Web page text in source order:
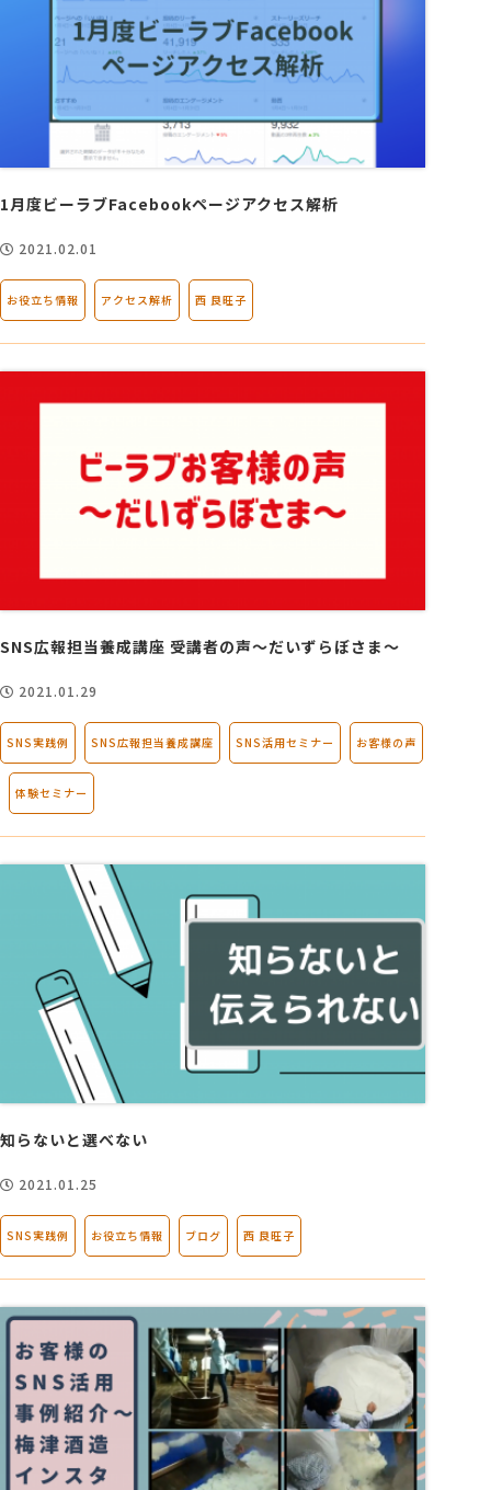
1月度ビーラブFacebookページアクセス解析
2021.02.01
お役立ち情報 アクセス解析 西 良旺子
SNS広報担当養成講座 受講者の声～だいずらぼさま～
2021.01.29
SNS実践例 SNS広報担当養成講座 SNS活用セミナー お客様の声
体験セミナー
知らないと選べない
2021.01.25
SNS実践例 お役立ち情報 ブログ 西 良旺子